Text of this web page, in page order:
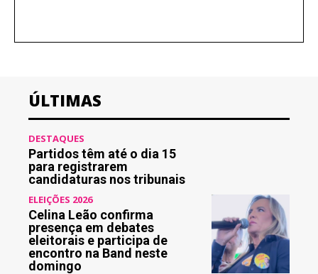
ÚLTIMAS
DESTAQUES
Partidos têm até o dia 15
para registrarem
candidaturas nos tribunais
ELEIÇÕES 2026
Celina Leão confirma
presença em debates
eleitorais e participa de
encontro na Band neste
domingo